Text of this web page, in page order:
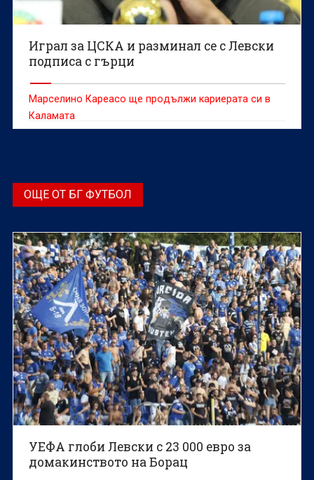
Играл за ЦСКА и разминал се с Левски
подписа с гърци
Марселино Кареасо ще продължи кариерата си в
Каламата
ОЩЕ ОТ БГ ФУТБОЛ
УЕФА глоби Левски с 23 000 евро за
домакинството на Борац